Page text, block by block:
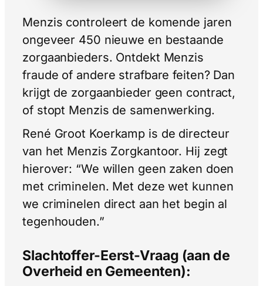
Menzis controleert de komende jaren
ongeveer 450 nieuwe en bestaande
zorgaanbieders. Ontdekt Menzis
fraude of andere strafbare feiten? Dan
krijgt de zorgaanbieder geen contract,
of stopt Menzis de samenwerking.
René Groot Koerkamp is de directeur
van het Menzis Zorgkantoor. Hij zegt
hierover: “We willen geen zaken doen
met criminelen. Met deze wet kunnen
we criminelen direct aan het begin al
tegenhouden.”
Slachtoffer-Eerst-Vraag (aan de
Overheid en Gemeenten):